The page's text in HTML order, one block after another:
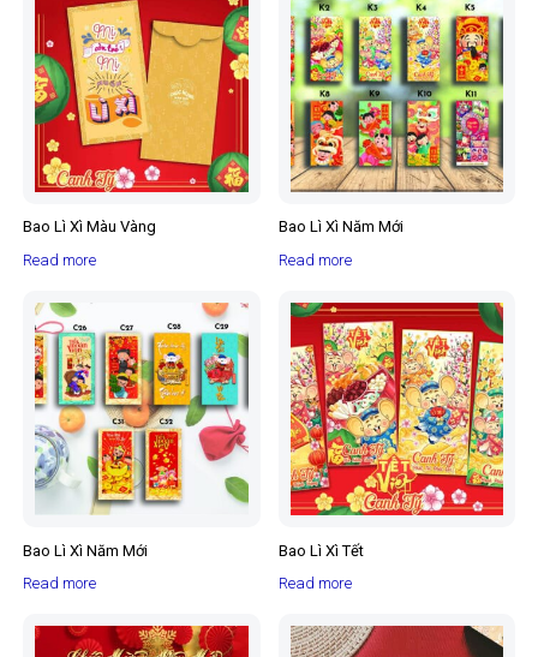
Bao Lì Xì Màu Vàng
Read more
Bao Lì Xì Năm Mới
Read more
Bao Lì Xì Năm Mới
Read more
Bao Lì Xì Tết
Read more